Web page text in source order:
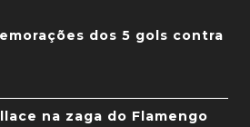
dos 5 gols contra
na zaga do Flamengo